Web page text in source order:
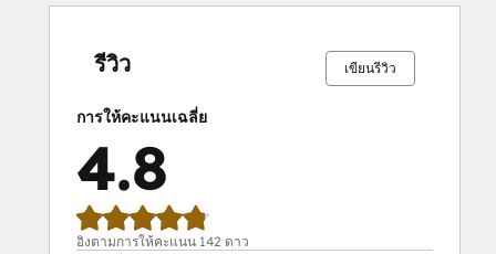
Inbound Sales
Integrating With HubSpot I: Foundations
Objectives-Based Onboarding
Revenue Operations
Sales Enablement
Sales Management Training: Strategies
for Developing a Successful Modern
รีวิว เขียนรีวิว
การให้คะแนนเฉลี่ย
4.8
อิงตามการให้คะแนน 142 ดาว
1%
0%
0%
85%
14%
1%
0%
0%